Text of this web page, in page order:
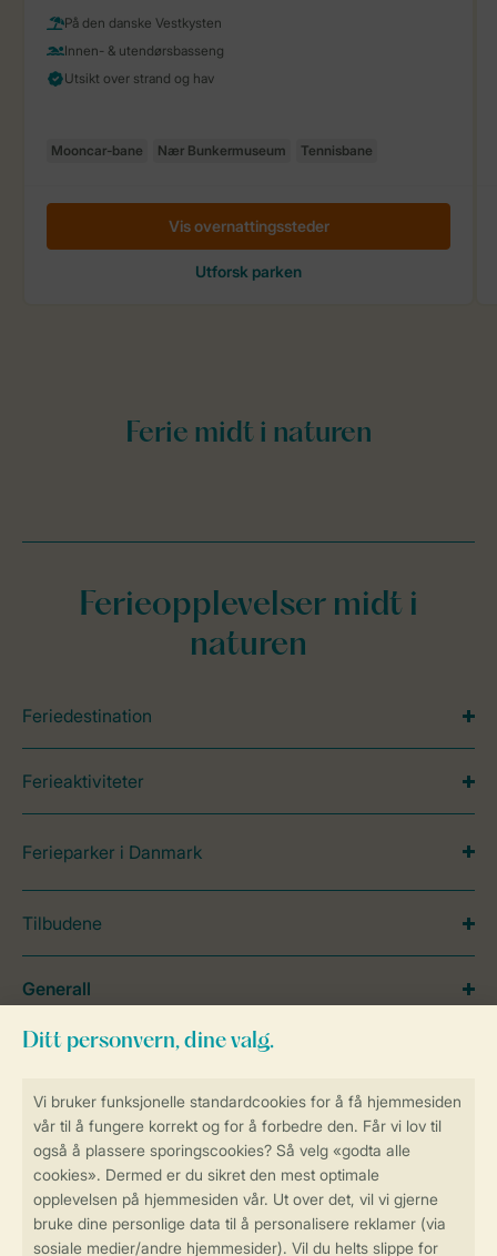
Sikker og rask online booking
Sikker datahåndtering
Ferieopplevelser midt i
naturen
Feriedestination
Ferieaktiviteter
Ferieparker i Danmark
Tilbudene
Generall
Service
Betalingsmuligheder